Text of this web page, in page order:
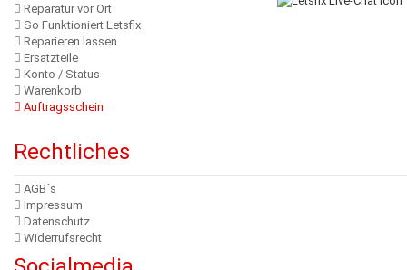
Reparatur vor Ort
So Funktioniert Letsfix
Reparieren lassen
Ersatzteile
Konto / Status
Warenkorb
Auftragsschein
Rechtliches
AGB´s
Impressum
Datenschutz
Widerrufsrecht